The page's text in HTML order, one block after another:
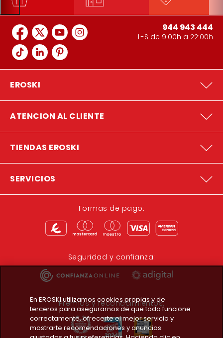
944 943 444
L-S de 9:00h a 22:00h
EROSKI
ATENCION AL CLIENTE
TIENDAS EROSKI
SERVICIOS
Formas de pago:
Seguridad y confianza:
Premios y reconocimientos:
En EROSKI utilizamos cookies propias y de
terceros para asegurarnos de que todo funcione
correctamente, ofrecerte el mejor servicio y
mostrarte recomendaciones y anuncios